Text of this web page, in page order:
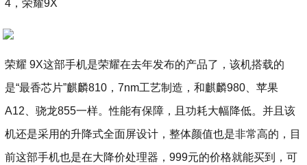
4，荣耀9X
荣耀 9X这部手机是荣耀在去年发布的产品了，该机搭载的
是“最香芯片”麒麟810，7nm工艺制造，和麒麟980、苹果
A12、骁龙855一样。性能有保障，且功耗大幅降低。并且该
机还是采用的升降式全面屏设计，整体颜值也是非常高的，目
前这部手机也是在大降价处理器，999元的价格就能买到，可